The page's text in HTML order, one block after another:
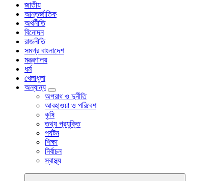
জাতীয়
আন্তর্জাতিক
অর্থনীতি
বিনোদন
রাজনীতি
সমগ্র বাংলাদেশ
মন্ত্রণালয়
ধর্ম
খেলাধুলা
অন্যান্য
অপরাধ ও দুর্নীতি
আবহাওয়া ও পরিবেশ
কৃষি
তথ্য প্রযুক্তি
পর্যটন
শিক্ষা
নির্বাচন
স্বাস্থ্য